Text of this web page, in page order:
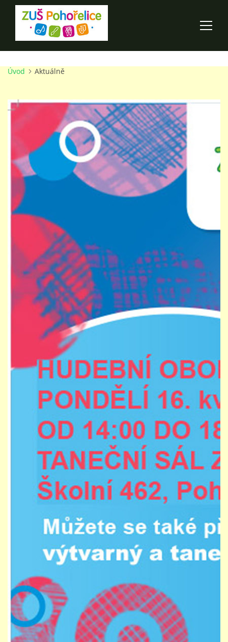
ÚVOD
100 LET ZUŠ POHOŘELICE
AKCE ŠKOLY
O ŠKOLE
PRO RODIČE
TALENTOVÉ ZKOUŠKY
STUDIJNÍ OBORY
GALERIE
VIDEA - FILMOVÁ TVORBA
PEDAGOGICKÝ SBOR
DOKUMENTY / KE STAŽENÍ
PŘÍMĚSTSKÝ TÁBOR
GDPR
Úvod Aktuálně